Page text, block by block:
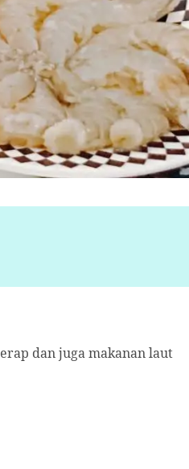
dan juga makanan laut